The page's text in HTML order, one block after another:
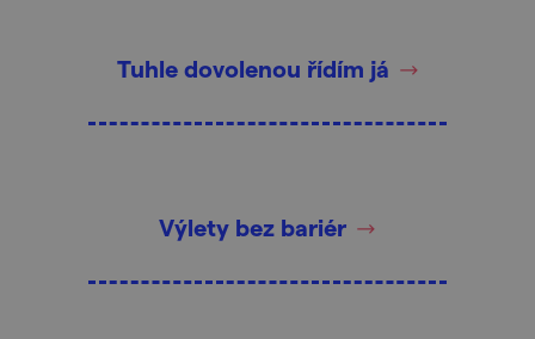
Tuhle dovolenou řídím já
Výlety bez bariér